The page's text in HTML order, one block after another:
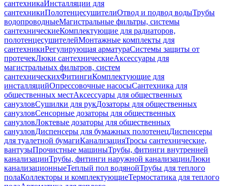
сантехникаИнсталляции для
сантехникиПолотенцесушителиОтвод и подвод водыТрубы
водопроводныеМагистральные фильтры, системы
сантехническиеКомплектующие для радиаторов,
полотенцесушителейМонтажные комплекты для
сантехникиРегулирующая арматураСистемы защиты от
протечекЛюки сантехническиеАксессуары для
магистральных фильтров, систем
сантехническихФитингиКомплектующие для
инсталляцийОпрессовочные насосыСантехника для
общественных местАксессуары для общественных
санузловСушилки для рукДозаторы для общественных
санузловСенсорные дозаторы для общественных
санузловЛоктевые дозаторы для общественных
санузловДиспенсеры для бумажных полотенецДиспенсеры
для туалетной бумагиКанализацияТросы сантехнические,
вантузыПрочистные машиныТрубы, фитинги внутренней
канализацииТрубы, фитинги наружной канализацииЛюки
канализационныеТеплый пол водянойТрубы для теплого
полаКоллекторы и комплектующиеТермостатика для теплого